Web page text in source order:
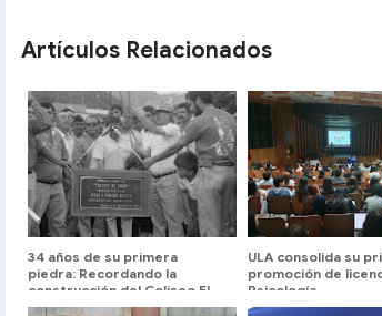
Artículos Relacionados
34 años de su primera
piedra: Recordando la
construcción del Coliseo El
Llano de Tovar
ULA consolida su
promoción de
Psicología